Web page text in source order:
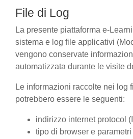
File di Log
La presente piattaforma e-
sistema e log file applicativi
vengono conservate
automatizzata durante le visite
Le informazioni raccolte nei log
potrebbero essere le seguenti:
indirizzo internet protocol
tipo di browser e